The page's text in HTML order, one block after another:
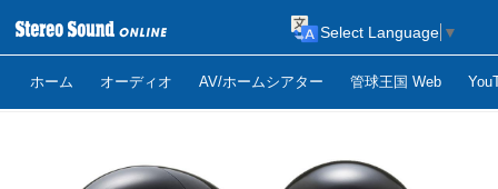
ホーム オーディオ AV/ホームシアター 管球王国 Web
Select Language ▼